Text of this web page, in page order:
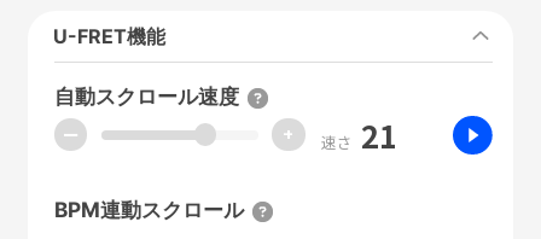
U-FRET機能
自動スクロール速度
ー + 速さ 21
BPM連動スクロール